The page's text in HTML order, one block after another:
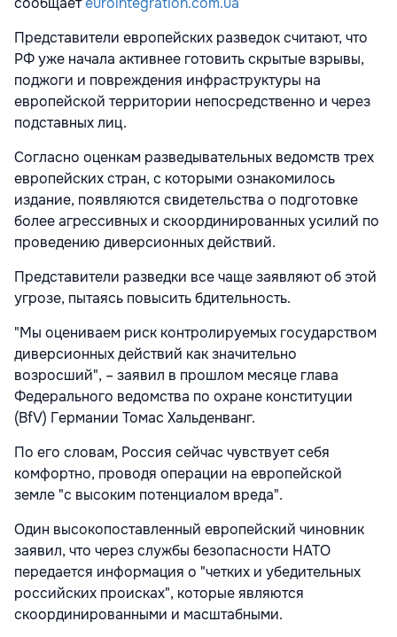
Представители европейских разведок считают, что
РФ уже начала активнее готовить скрытые взрывы,
поджоги и повреждения инфраструктуры на
европейской территории непосредственно и через
подставных лиц.
Согласно оценкам разведывательных ведомств трех
европейских стран, с которыми ознакомилось
издание, появляются свидетельства о подготовке
более агрессивных и скоординированных усилий по
проведению диверсионных действий.
Представители разведки все чаще заявляют об этой
угрозе, пытаясь повысить бдительность.
"Мы оцениваем риск контролируемых государством
диверсионных действий как значительно
возросший", – заявил в прошлом месяце глава
Федерального ведомства по охране конституции
(BfV) Германии Томас Хальденванг.
По его словам, Россия сейчас чувствует себя
комфортно, проводя операции на европейской
земле "с высоким потенциалом вреда".
Один высокопоставленный европейский чиновник
заявил, что через службы безопасности НАТО
передается информация о "четких и убедительных
российских происках", которые являются
скоординированными и масштабными.